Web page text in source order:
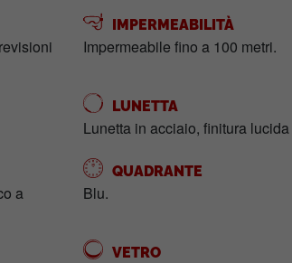
IMPERMEABILITÀ
Impermeabile fino a 100 metri.
LUNETTA
Lunetta in acciaio, finitura
a
QUADRANTE
Blu.
VETRO